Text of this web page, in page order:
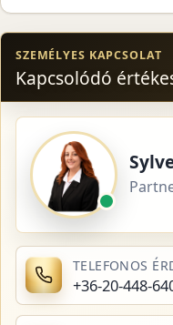
SZEMÉLYES KAPCSOLAT
Kapcsolódó
TELEFONOS
+36-20-448-